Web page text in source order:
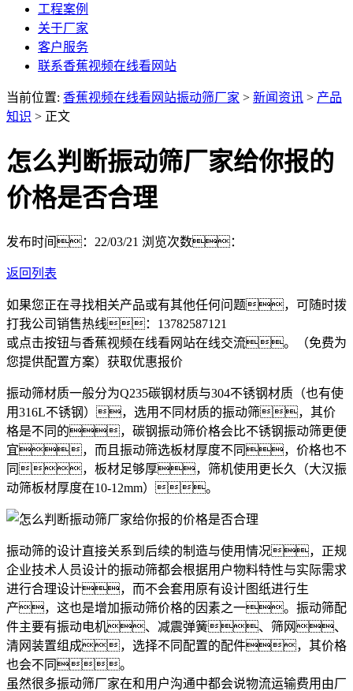
工程案例
关于厂家
客户服务
联系香蕉视频在线看网站
当前位置: 香蕉视频在线看网站振动筛厂家 > 新闻资讯 > 产品
知识 > 正文
怎么判断振动筛厂家给你报的
价格是否合理
发布时间：22/03/21 浏览次数：
返回列表
如果您正在寻找相关产品或有其他任何问题，可随时拨
打我公司销售热线： 13782587121
或点击按钮与香蕉视频在线看网站在线交流。（免费为
您提供配置方案） 获取优惠报价
振动筛材质一般分为Q235碳钢材质与304不锈钢材质（也有使
用316L不锈钢），选用不同材质的振动筛，其价
格是不同的，碳钢振动筛价格会比不锈钢振动筛更便
宜，而且振动筛选板材厚度不同，价格也不
同，板材足够厚，筛机使用更长久（大汉振
动筛板材厚度在10-12mm）。
振动筛的设计直接关系到后续的制造与使用情况，正规
企业技术人员设计的振动筛都会根据用户物料特性与实际需求
进行合理设计，而不会套用原有设计图纸进行生
产，这也是增加振动筛价格的因素之一。振动筛配
件主要有振动电机、减震弹簧、筛网、
清网装置组成，选择不同配置的配件，其价格
也会不同。
虽然很多振动筛厂家在和用户沟通中都会说物流运输费用由厂